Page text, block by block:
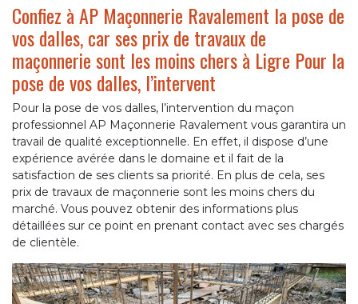
Confiez à AP Maçonnerie Ravalement la pose de
vos dalles, car ses prix de travaux de
maçonnerie sont les moins chers à Ligre Pour la
pose de vos dalles, l’intervent
Pour la pose de vos dalles, l’intervention du maçon
professionnel AP Maçonnerie Ravalement vous garantira un
travail de qualité exceptionnelle. En effet, il dispose d’une
expérience avérée dans le domaine et il fait de la
satisfaction de ses clients sa priorité. En plus de cela, ses
prix de travaux de maçonnerie sont les moins chers du
marché. Vous pouvez obtenir des informations plus
détaillées sur ce point en prenant contact avec ses chargés
de clientèle.